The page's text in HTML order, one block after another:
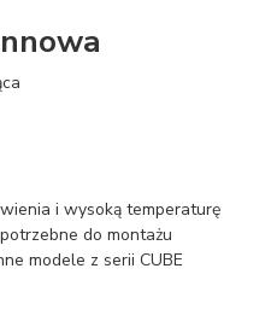
i wysoką temperaturę
do montażu
modele z serii CUBE